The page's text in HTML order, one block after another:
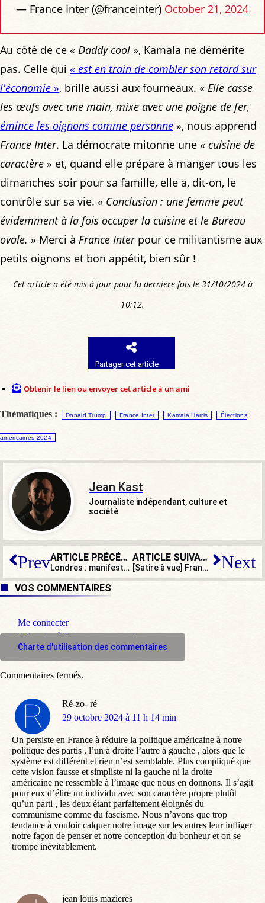
— France Inter (@franceinter) October 21, 2024
Au côté de ce « Daddy cool », Kamala ne démérite
pas. Celle qui « est en train de combler son retard sur
l'économie », brille aussi aux fourneaux. « Elle casse
les œufs avec une main, mixe avec une poigne de fer,
émince les oignons comme personne », nous apprend
France Inter. La démocrate mitonne une « cuisine de
caractère » et, quand elle prépare à manger tous les
dimanches soir pour sa famille, elle a, dit-on, le
contrôle sur sa vie. « Conclusion : une femme peut
évidemment à la fois occuper la cuisine et le Bureau
ovale. » Merci à France Interpour ce militantisme aux
petits oignons et bon appétit, bien sûr !
Cet article a été mis à jour pour la dernière fois le 31/10/2024 à
10:12.
Partager cet article
Obtenir le lien ou envoyer cet article à un ami
Thématiques : Donald Trump France Inter Kamala Harris Élections
américaines 2024
Jean Kast
Journaliste indépendant, culture et
société
Prev ARTICLE PRÉCÉDENT
Londres : manifestation contre l’immigration. Raphaël Arnault se ridiculise
ARTICLE SUIVANT
[Satire à vue] François Hollande, présent à la télé mais discret à l’Assemblée Next
VOS COMMENTAIRES
Me connecter
M'inscrire à l'espace commentaire
Charte d'utilisation des commentaires
Ré-zo- ré
dit
29 octobre 2024 à 11 h 14 min
On persiste en France à réduire la politique américaine à notre
politique des partis , l’un à droite l’autre à gauche , alors que le
système est différent et rien n’est semblable. Plus compliqué que
cette vision fausse et simpliste ni la gauche ni la droite
américaine ne ressemble à l’image que nous en donnons. Il s’agit
pour eux d’élire un individu avec son caractère propre plutôt
qu’un parti , les deux étant parfaitement éloignés du
communisme comme du fascisme. Nous n’avons que trop
tendance à vouloir calquer notre image sur les autres leur infliger
notre façon de penser et notre conception du bonheur et on se
trompe inévitablement.
jean louis mazieres
Commentaires fermés.